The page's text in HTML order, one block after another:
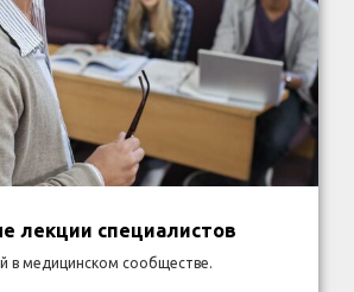
лекции специалистов
в медицинском сообществе.